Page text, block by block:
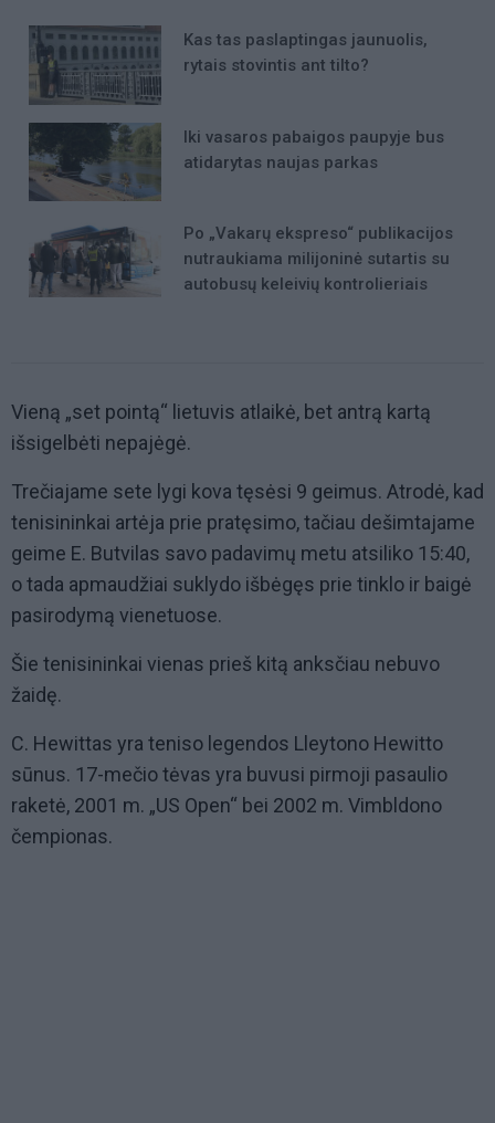
Kas tas paslaptingas jaunuolis,
rytais stovintis ant tilto?
Iki vasaros pabaigos paupyje bus
atidarytas naujas parkas
Po „Vakarų ekspreso“ publikacijos
nutraukiama milijoninė sutartis su
autobusų keleivių kontrolieriais
Vieną „set pointą“ lietuvis atlaikė, bet antrą kartą
išsigelbėti nepajėgė.
Trečiajame sete lygi kova tęsėsi 9 geimus. Atrodė, kad
tenisininkai artėja prie pratęsimo, tačiau dešimtajame
geime E. Butvilas savo padavimų metu atsiliko 15:40,
o tada apmaudžiai suklydo išbėgęs prie tinklo ir baigė
pasirodymą vienetuose.
Šie tenisininkai vienas prieš kitą anksčiau nebuvo
žaidę.
C. Hewittas yra teniso legendos Lleytono Hewitto
sūnus. 17-mečio tėvas yra buvusi pirmoji pasaulio
raketė, 2001 m. „US Open“ bei 2002 m. Vimbldono
čempionas.